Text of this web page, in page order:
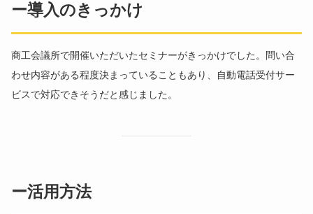
ー導入のきっかけ
商工会議所で開催いただいたセミナーがきっかけでした。問い合
わせ内容がある程度決まっていることもあり、自動電話受付サー
ビスで対応できそうだと感じました。
ー活用方法